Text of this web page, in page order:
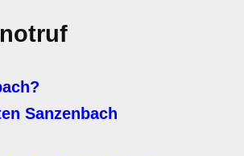
Sanzenbach